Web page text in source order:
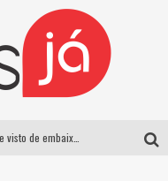
Lula critica revogação de visto de embaixadora brasileira pelos EUA e chama medida de “irresponsável”